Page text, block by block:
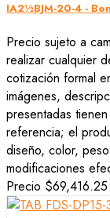
IA2½BJM-20-4 -
Precio sujeto a
realizar cualquier
cotización formal
imágenes,
presentadas
referencia; el
diseño, color,
modificaciones
Precio $69,416.25